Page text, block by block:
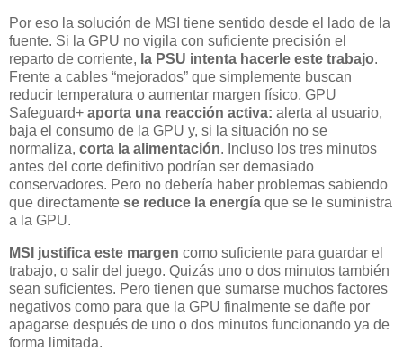
Por eso la solución de MSI tiene sentido desde el lado de la
fuente. Si la GPU no vigila con suficiente precisión el
reparto de corriente, la PSU intenta hacerle este trabajo.
Frente a cables “mejorados” que simplemente buscan
reducir temperatura o aumentar margen físico, GPU
Safeguard+ aporta una reacción activa: alerta al usuario,
baja el consumo de la GPU y, si la situación no se
normaliza, corta la alimentación. Incluso los tres minutos
antes del corte definitivo podrían ser demasiado
conservadores. Pero no debería haber problemas sabiendo
que directamente se reduce la energía que se le suministra
a la GPU.
MSI justifica este margen como suficiente para guardar el
trabajo, o salir del juego. Quizás uno o dos minutos también
sean suficientes. Pero tienen que sumarse muchos factores
negativos como para que la GPU finalmente se dañe por
apagarse después de uno o dos minutos funcionando ya de
forma limitada.